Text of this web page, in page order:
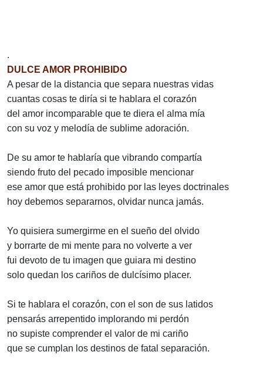
.
DULCE AMOR PROHIBIDO
A pesar de la distancia que separa nuestras vidas
cuantas cosas te diría si te hablara el corazón
del amor incomparable que te diera el alma mía
con su voz y melodía de sublime adoración.
De su amor te hablaría que vibrando compartía
siendo fruto del pecado imposible mencionar
ese amor que está prohibido por las leyes doctrinales
hoy debemos separarnos, olvidar nunca jamás.
Yo quisiera sumergirme en el sueño del olvido
y borrarte de mi mente para no volverte a ver
fui devoto de tu imagen que guiara mi destino
solo quedan los cariños de dulcísimo placer.
Si te hablara el corazón, con el son de sus latidos
pensarás arrepentido implorando mi perdón
no supiste comprender el valor de mi cariño
que se cumplan los destinos de fatal separación.